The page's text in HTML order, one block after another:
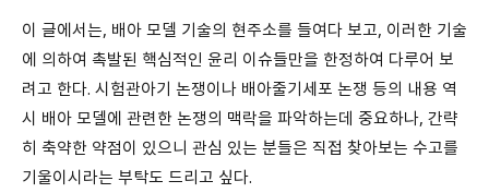
이 글에서는, 배아 모델 기술의 현주소를 들여다 보고, 이러한 기술
에 의하여 촉발된 핵심적인 윤리 이슈들만을 한정하여 다루어 보
려고 한다. 시험관아기 논쟁이나 배아줄기세포 논쟁 등의 내용 역
시 배아 모델에 관련한 논쟁의 맥락을 파악하는데 중요하나, 간략
히 축약한 약점이 있으니 관심 있는 분들은 직접 찾아보는 수고를
기울이시라는 부탁도 드리고 싶다.